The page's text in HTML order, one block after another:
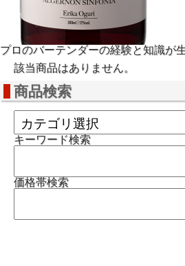
プロのバーテンダーの経験と知識が
該当商品はありません。
商品検索
キーワード検索
価格帯検索